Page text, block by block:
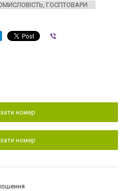
ГОСПТОВАРИ
номер
номер